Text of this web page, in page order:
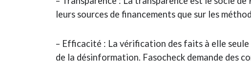
leurs sources de financements que sur les
– Efficacité : La vérification des faits à elle
de la désinformation. Fasocheck demande des